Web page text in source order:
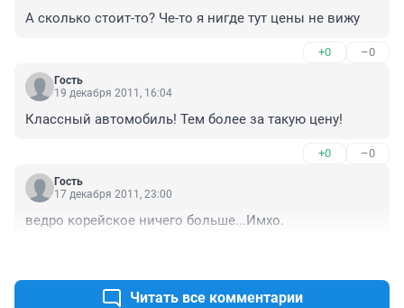
А сколько стоит-то? Че-то я нигде тут цены не вижу
+0 –0
Гость
19 декабря 2011, 16:04
Классный автомобиль! Тем более за такую цену!
+0 –0
Гость
17 декабря 2011, 23:00
ведро корейское ничего больше...Имхо.
Читать все комментарии